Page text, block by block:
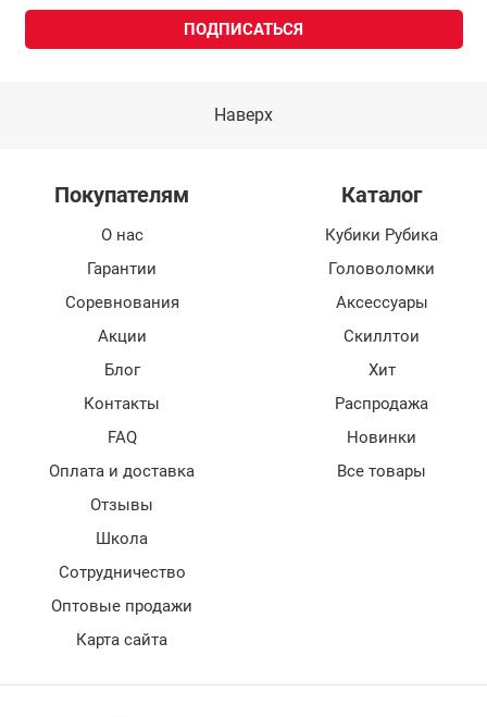
Наверх
Покупателям
О нас
Гарантии
Соревнования
Акции
Блог
Контакты
FAQ
Оплата и доставка
Отзывы
Школа
Сотрудничество
Оптовые продажи
Карта сайта
Каталог
Кубики Рубика
Головоломки
Аксессуары
Скиллтои
Хит
Распродажа
Новинки
Все товары